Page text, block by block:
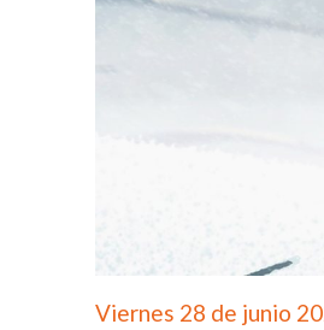
Viernes 28 de junio